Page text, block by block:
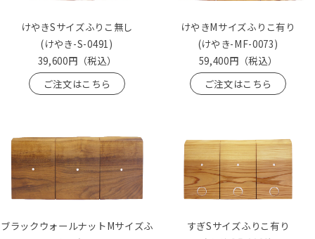
けやきSサイズふりこ無し
(けやき-S-0491)
39,600円 （税込）
ご注文はこちら
けやきMサイズふりこ有り
(けやき-MF-0073)
59,400円 （税込）
ご注文はこちら
ブラックウォールナットMサイズふ
すぎSサイズふりこ有り